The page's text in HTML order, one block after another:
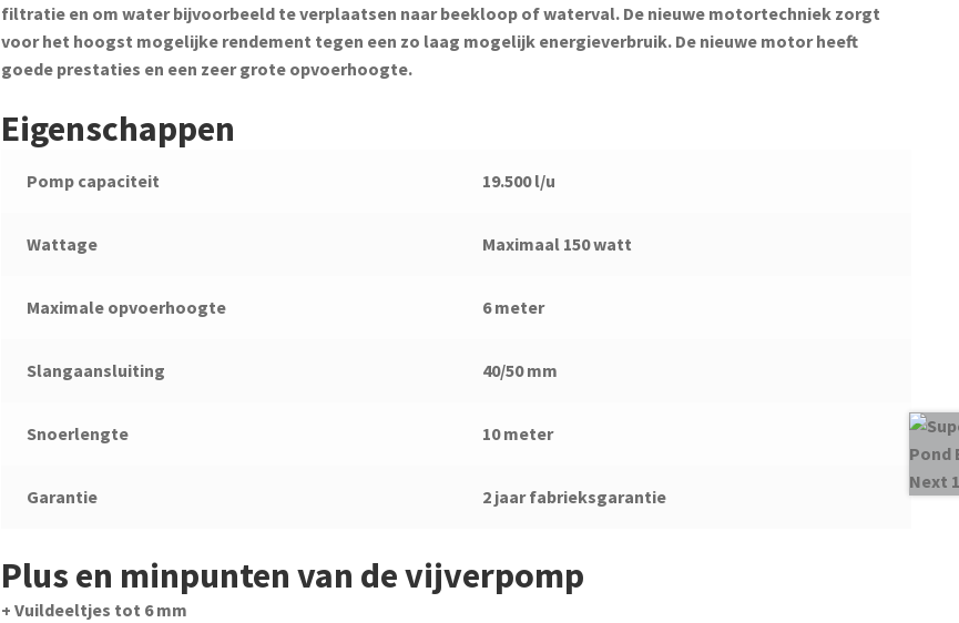
filtratie en om water bijvoorbeeld te verplaatsen naar beekloop of waterval. De nieuwe motortechniek zorgt
voor het hoogst mogelijke rendement tegen een zo laag mogelijk energieverbruik. De nieuwe motor heeft
goede prestaties en een zeer grote opvoerhoogte.
Eigenschappen
Pomp capaciteit 19.500 l/u
Wattage Maximaal 150 watt
Maximale opvoerhoogte 6 meter
Slangaansluiting 40/50 mm
Snoerlengte 10 meter
Garantie 2 jaar fabrieksgarantie
Plus en minpunten van de vijverpomp
+ Vuildeeltjes tot 6 mm